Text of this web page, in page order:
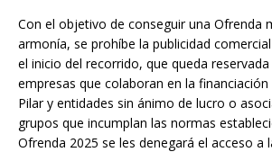
Con el objetivo de conseguir una Ofrenda
armonía, se prohíbe la publicidad
el inicio del recorrido, que queda
empresas que colaboran en la financiación
Pilar y entidades sin ánimo de lucro o
grupos que incumplan las normas
Ofrenda 2025 se les denegará el acceso a